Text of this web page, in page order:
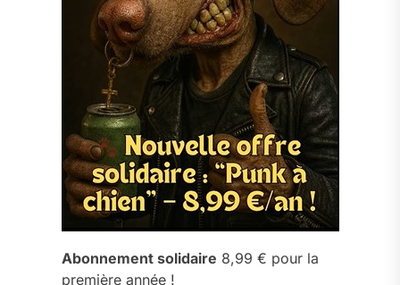
Abonnement solidaire 8,99 € pour la
première année !